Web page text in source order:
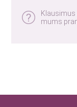
Klausimus
mums